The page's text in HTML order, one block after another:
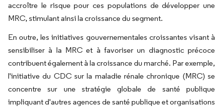
accroître le risque pour ces populations de développer une
MRC, stimulant ainsi la croissance du segment.
En outre, les initiatives gouvernementales croissantes visant à
sensibiliser à la MRC et à favoriser un diagnostic précoce
contribuent également à la croissance du marché. Par exemple,
l'initiative du CDC sur la maladie rénale chronique (MRC) se
concentre sur une stratégie globale de santé publique
impliquant d'autres agences de santé publique et organisations